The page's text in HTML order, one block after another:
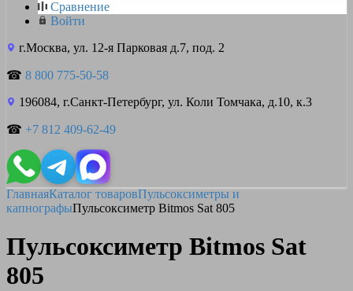
Сравнение
Войти
г.Москва, ул. 12-я Парковая д.7, под. 2
☎ 8 800 775-50-58
196084, г.Санкт-Петербург, ул. Коли Томчака, д.10, к.3
☎ +7 812 409-62-49
ГлавнаяКаталог товаровПульсоксиметры и
капнографыПульсоксиметр Bitmos Sat 805
Пульсоксиметр Bitmos Sat
805